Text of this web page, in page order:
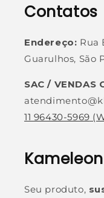
Contatos
Endereço: Rua
Guarulhos, São
SAC / VENDAS
11 96430-5969
Kameleon
Seu produto,